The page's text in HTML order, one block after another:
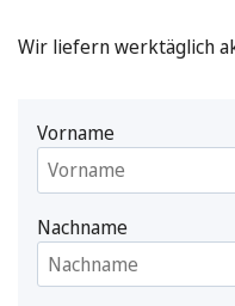
Wir liefern werktäglich
Vorname
Nachname